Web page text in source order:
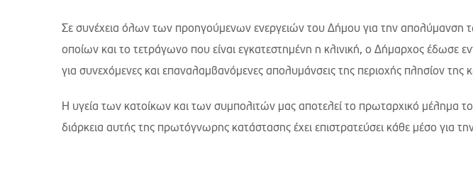
Σε συνέχεια όλων των προηγούμενων ενεργειών του Δήμου για την
οποίων και το τετράγωνο που είναι εγκατεστημένη η κλινική, ο Δήμαρχος έδωσε
για συνεχόμενες και επαναλαμβανόμενες απολυμάνσεις της περιοχής πλησίον της
Η υγεία των κατοίκων και των συμπολιτών μας αποτελεί το πρωταρχικό μέλημα
διάρκεια αυτής της πρωτόγνωρης κατάστασης έχει επιστρατεύσει κάθε μέσο για